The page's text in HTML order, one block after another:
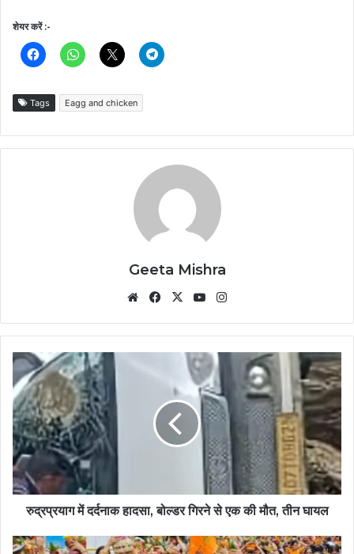
शेयर करें :-
Tags Eagg and chicken
Geeta Mishra
WebsiteFacebook
X YouTube
रुद्रप्रयाग में दर्दनाक हादसा, बोल्डर गिरने से एक की मौत, तीन घायल